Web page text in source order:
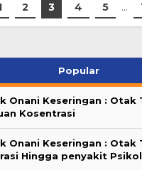
2 3 4 5 …
Popular
Onani Keseringan : Otak
Kosentrasi
Onani Keseringan : Otak
Hingga penyakit